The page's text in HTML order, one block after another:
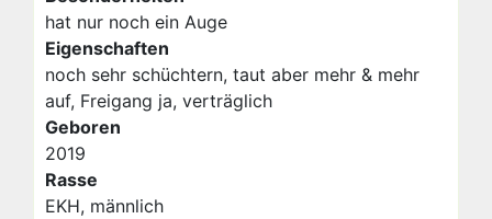
hat nur noch ein Auge
Eigenschaften
noch sehr schüchtern, taut aber mehr & mehr
auf, Freigang ja, verträglich
Geboren
2019
Rasse
EKH, männlich